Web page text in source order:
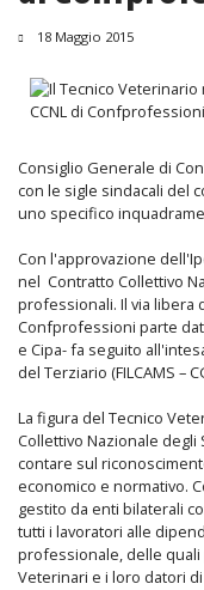
18 Maggio 2015
Consiglio Generale di
con le sigle sindacali del
uno specifico
Con l'approvazione
nel Contratto Collettivo
professionali. Il via libera
Confprofessioni parte
e Cipa- fa seguito
del Terziario (FILCAMS –
La figura del Tecnico
Collettivo Nazionale
contare sul
economico e normativo.
gestito da enti bilaterali
tutti i lavoratori alle
professionale, delle
Veterinari e i loro datori